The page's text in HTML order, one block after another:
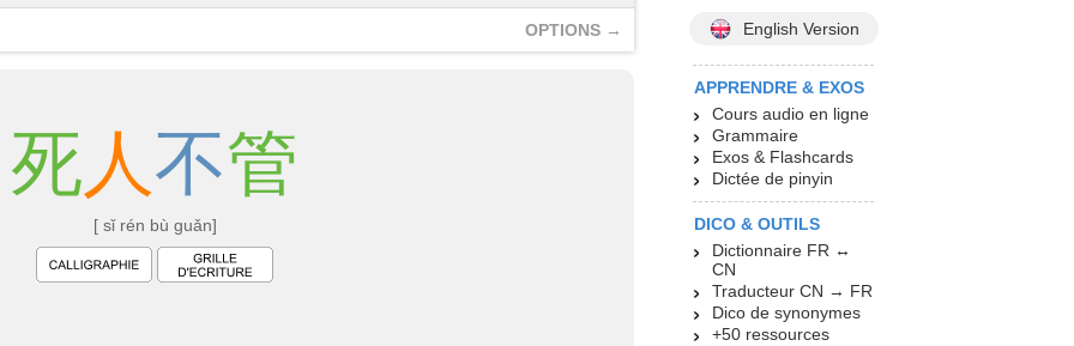
OPTIONS →
死人不管
[ sǐ rén bù guǎn]
English Version
APPRENDRE & EXOS
Cours audio en ligne
Grammaire
Exos & Flashcards
Dictée de pinyin
DICO & OUTILS
Dictionnaire FR ↔
CN
Traducteur CN → FR
Dico de synonymes
+50 ressources